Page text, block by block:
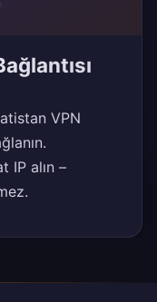
VPN
IP alın –